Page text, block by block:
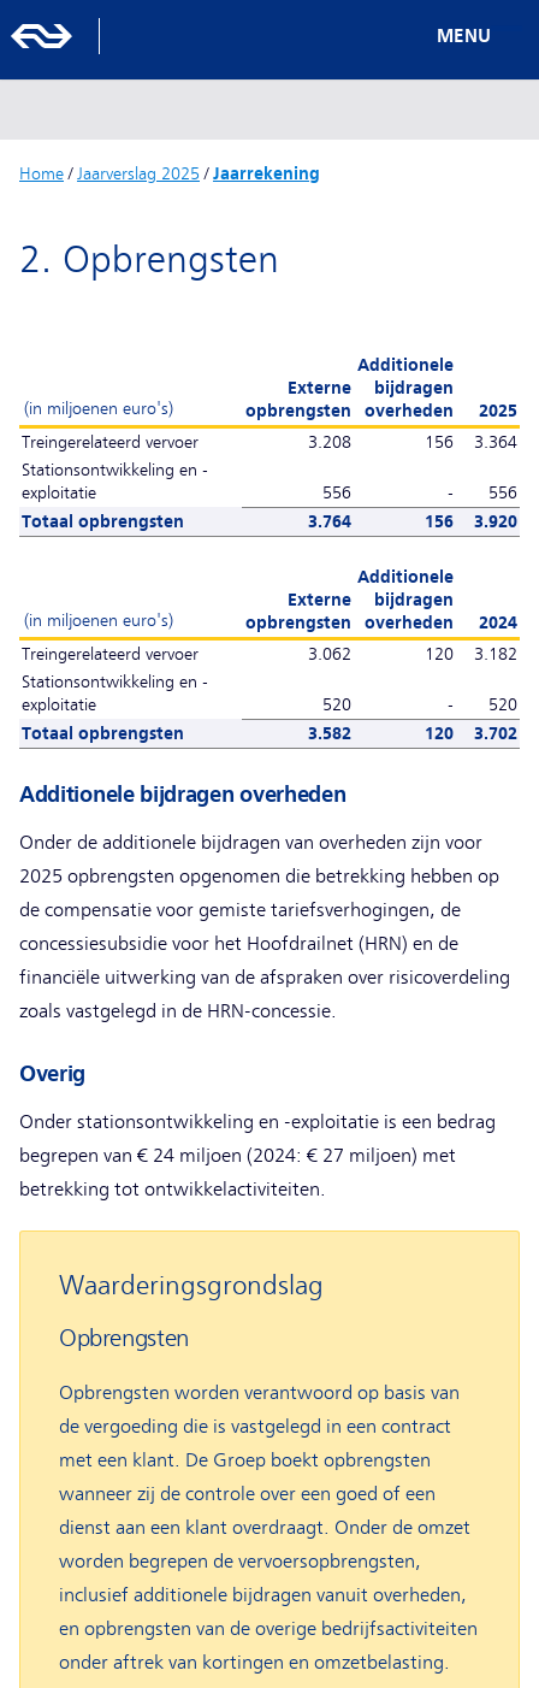
MENU
Home/ Jaarverslag 2025 /Jaarrekening
2. Opbrengsten
(in miljoenen euro's)
Externe
opbrengsten
Additionele
bijdragen
overheden
2025
Treingerelateerd vervoer
3.208 156
3.364
Stationsontwikkeling en -
exploitatie
556 -
556
Totaal opbrengsten
3.764 156 3.920
(in miljoenen euro's)
Externe
opbrengsten
Additionele
bijdragen
overheden
2024
Treingerelateerd vervoer
3.062 120
3.182
Stationsontwikkeling en -
exploitatie
520 -
520
Totaal opbrengsten
3.582 120 3.702
Additionele bijdragen overheden
Onder de additionele bijdragen van overheden zijn voor
2025 opbrengsten opgenomen die betrekking hebben op
de compensatie voor gemiste tariefsverhogingen, de
concessiesubsidie voor het Hoofdrailnet (HRN) en de
financiële uitwerking van de afspraken over risicoverdeling
zoals vastgelegd in de HRN-concessie.
Overig
Onder stationsontwikkeling en -exploitatie is een bedrag
begrepen van € 24 miljoen (2024: € 27 miljoen) met
betrekking tot ontwikkelactiviteiten.
Waarderingsgrondslag
Opbrengsten
Opbrengsten worden verantwoord op basis van
de vergoeding die is vastgelegd in een contract
met een klant. De Groep boekt opbrengsten
wanneer zij de controle over een goed of een
dienst aan een klant overdraagt. Onder de omzet
worden begrepen de vervoersopbrengsten,
inclusief additionele bijdragen vanuit overheden,
en opbrengsten van de overige bedrijfsactiviteiten
onder aftrek van kortingen en omzetbelasting.